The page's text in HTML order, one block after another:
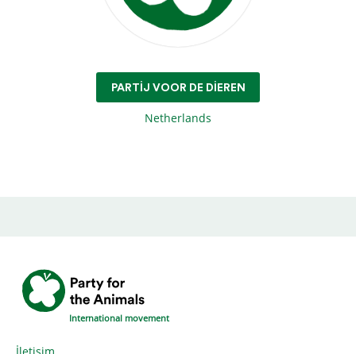
PARTIJ VOOR DE DIEREN
Netherlands
International movement